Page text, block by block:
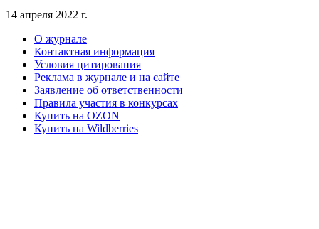
14 апреля 2022 г.
О журнале
Контактная информация
Условия цитирования
Реклама в журнале и на сайте
Заявление об ответственности
Правила участия в конкурсах
Купить на OZON
Купить на Wildberries